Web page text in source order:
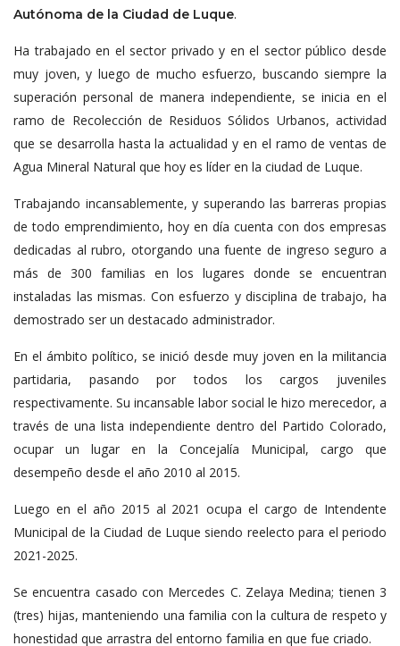
Autónoma de la Ciudad de Luque.
Ha trabajado en el sector privado y en el sector público desde
muy joven, y luego de mucho esfuerzo, buscando siempre la
superación personal de manera independiente, se inicia en el
ramo de Recolección de Residuos Sólidos Urbanos, actividad
que se desarrolla hasta la actualidad y en el ramo de ventas de
Agua Mineral Natural que hoy es líder en la ciudad de Luque.
Trabajando incansablemente, y superando las barreras propias
de todo emprendimiento, hoy en día cuenta con dos empresas
dedicadas al rubro, otorgando una fuente de ingreso seguro a
más de 300 familias en los lugares donde se encuentran
instaladas las mismas. Con esfuerzo y disciplina de trabajo, ha
demostrado ser un destacado administrador.
En el ámbito político, se inició desde muy joven en la militancia
partidaria, pasando por todos los cargos juveniles
respectivamente. Su incansable labor social le hizo merecedor, a
través de una lista independiente dentro del Partido Colorado,
ocupar un lugar en la Concejalía Municipal, cargo que
desempeño desde el año 2010 al 2015.
Luego en el año 2015 al 2021 ocupa el cargo de Intendente
Municipal de la Ciudad de Luque siendo reelecto para el periodo
2021-2025.
Se encuentra casado con Mercedes C. Zelaya Medina; tienen 3
(tres) hijas, manteniendo una familia con la cultura de respeto y
honestidad que arrastra del entorno familia en que fue criado.